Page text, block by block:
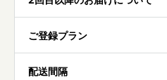
ご登録プラン
配送間隔